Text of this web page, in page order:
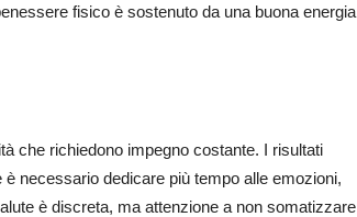
fisico è sostenuto da una buona energia
che richiedono impegno costante. I risultati
necessario dedicare più tempo alle emozioni,
è discreta, ma attenzione a non somatizzare